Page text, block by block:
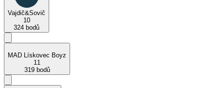
Vajdič&Sovič
10
324 bodů
MAD Lískovec Boyz
11
319 bodů